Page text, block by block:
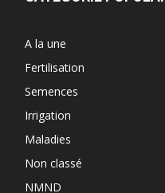
A la une
Fertilisation
Semences
Irrigation
Maladies
Non classé
NMND